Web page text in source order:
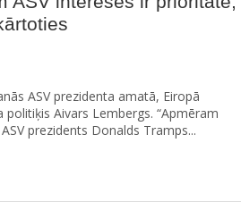
ASV prezidenta amatā, Eiropā
Aivars Lembergs. “Apmēram
prezidents Donalds Tramps...